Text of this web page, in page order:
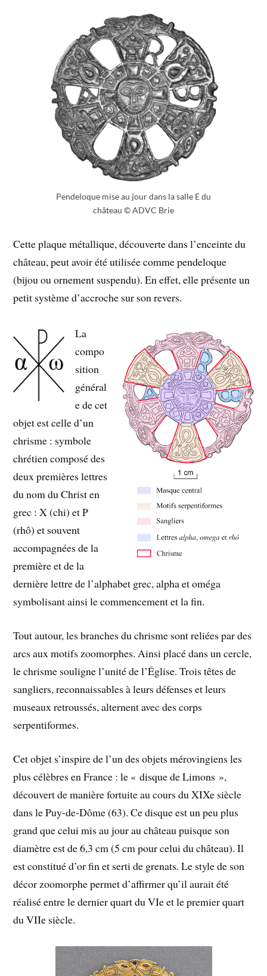
Pendeloque mise au jour dans la salle E du
château © ADVC Brie
Cette plaque métallique, découverte dans l’enceinte du
château, peut avoir été utilisée comme pendeloque
(bijou ou ornement suspendu). En effet, elle présente un
petit système d’accroche sur son revers.
La
compo
sition
général
e de cet
objet est celle d’un
chrisme : symbole
chrétien composé des
deux premières lettres
du nom du Christ en
grec : X (chi) et P
(rhô) et souvent
accompagnées de la
première et de la
dernière lettre de l’alphabet grec, alpha et oméga
symbolisant ainsi le commencement et la fin.
Tout autour, les branches du chrisme sont reliées par des
arcs aux motifs zoomorphes. Ainsi placé dans un cercle,
le chrisme souligne l’unité de l’Église. Trois têtes de
sangliers, reconnaissables à leurs défenses et leurs
museaux retroussés, alternent avec des corps
serpentiformes.
Cet objet s’inspire de l’un des objets mérovingiens les
plus célèbres en France : le « disque de Limons »,
découvert de manière fortuite au cours du XIXe siècle
dans le Puy-de-Dôme (63). Ce disque est un peu plus
grand que celui mis au jour au château puisque son
diamètre est de 6,3 cm (5 cm pour celui du château). Il
est constitué d’or fin et serti de grenats. Le style de son
décor zoomorphe permet d’affirmer qu’il aurait été
réalisé entre le dernier quart du VIe et le premier quart
du VIIe siècle.